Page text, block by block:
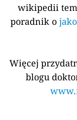
wikipedii
poradnik o
Więcej
blogu